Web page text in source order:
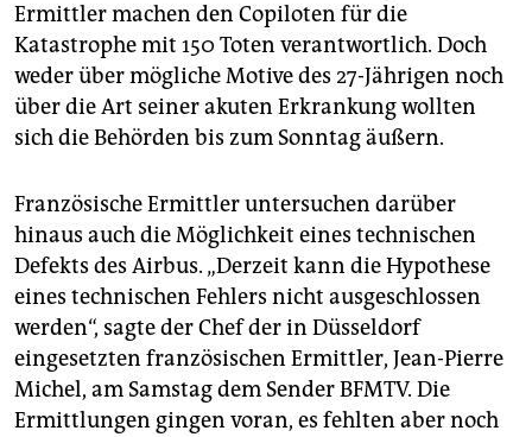
genossenschaft
epaper login
Ermittler machen den Copiloten für die
Katastrophe mit 150 Toten verantwortlich. Doch
weder über mögliche Motive des 27-Jährigen noch
über die Art seiner akuten Erkrankung wollten
sich die Behörden bis zum Sonntag äußern.
Französische Ermittler untersuchen darüber
hinaus auch die Möglichkeit eines technischen
Defekts des Airbus. „Derzeit kann die Hypothese
eines technischen Fehlers nicht ausgeschlossen
werden“, sagte der Chef der in Düsseldorf
eingesetzten französischen Ermittler, Jean-Pierre
Michel, am Samstag dem Sender BFMTV. Die
Ermittlungen gingen voran, es fehlten aber noch